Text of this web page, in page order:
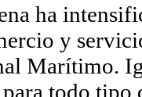
ha
y
Marítimo.
todo tipo